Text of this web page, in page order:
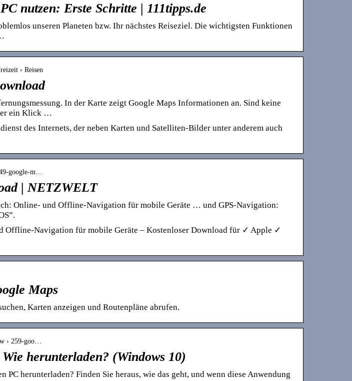
nutzen: Erste Schritte | 111tipps.de
unseren Planeten bzw. Ihr nächstes Reiseziel. Die wichtigsten Funktionen
› Reisen
In der Karte zeigt Google Maps Informationen an. Sind keine
ein Klick …
des Internets, der neben Karten und Satelliten-Bilder unter anderem auch
google-m…
| NETZWELT
Online- und Offline-Navigation für mobile Geräte … und GPS-Navigation:
Offline-Navigation für mobile Geräte – Kostenloser Download für ✓ Apple ✓
Maps
Karten anzeigen und Routenpläne abrufen.
› 259-goo…
herunterladen? (Windows 10)
PC herunterladen? Finden Sie heraus, wie das geht, und wenn diese Anwendung